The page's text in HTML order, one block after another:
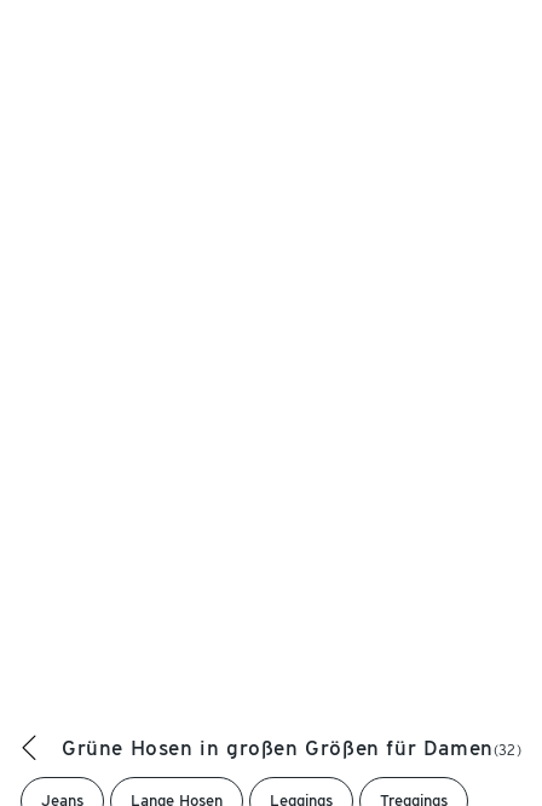
Grüne Hosen in großen Größen für Damen(32)
Jeans Lange Hosen Leggings Treggings